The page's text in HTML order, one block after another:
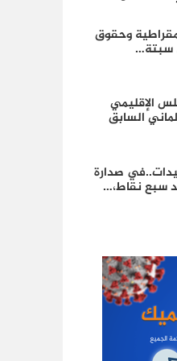
وحقوق
سبتة…
الإقليمي
السابق
صدارة
سبع نقاط،…